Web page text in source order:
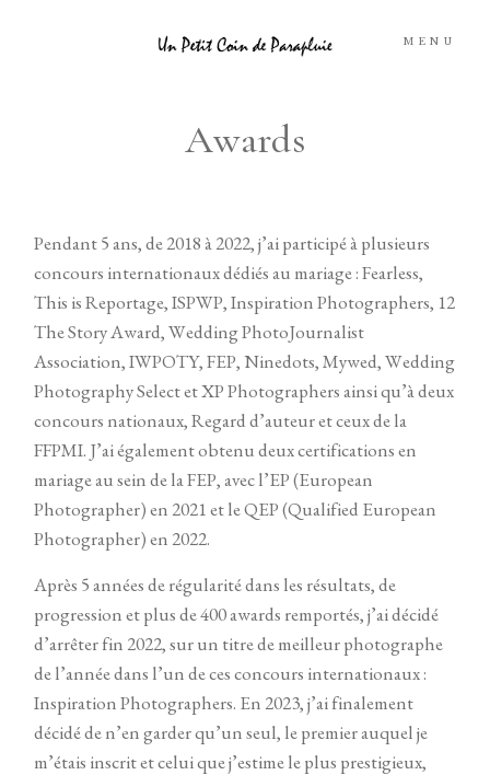
MENU
Awards
Pendant 5 ans, de 2018 à 2022, j’ai participé à plusieurs
concours internationaux dédiés au mariage : Fearless,
This is Reportage, ISPWP, Inspiration Photographers, 12
The Story Award, Wedding PhotoJournalist
Association, IWPOTY, FEP, Ninedots, Mywed, Wedding
Photography Select et XP Photographers ainsi qu’à deux
concours nationaux, Regard d’auteur et ceux de la
FFPMI. J’ai également obtenu deux certifications en
mariage au sein de la FEP, avec l’EP (European
Photographer) en 2021 et le QEP (Qualified European
Photographer) en 2022.
Après 5 années de régularité dans les résultats, de
progression et plus de 400 awards remportés, j’ai décidé
d’arrêter fin 2022, sur un titre de meilleur photographe
de l’année dans l’un de ces concours internationaux :
Inspiration Photographers. En 2023, j’ai finalement
décidé de n’en garder qu’un seul, le premier auquel je
m’étais inscrit et celui que j’estime le plus prestigieux,
A PROPOS
INFORMATIONS
ESPACE CLIENTS
FORMATIONS
© 2026Un Petit Coin de Parapluie